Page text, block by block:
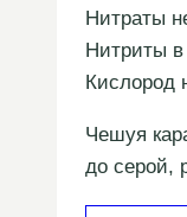
Нитраты
Нитриты
Кислород
Чешуя
до серой,